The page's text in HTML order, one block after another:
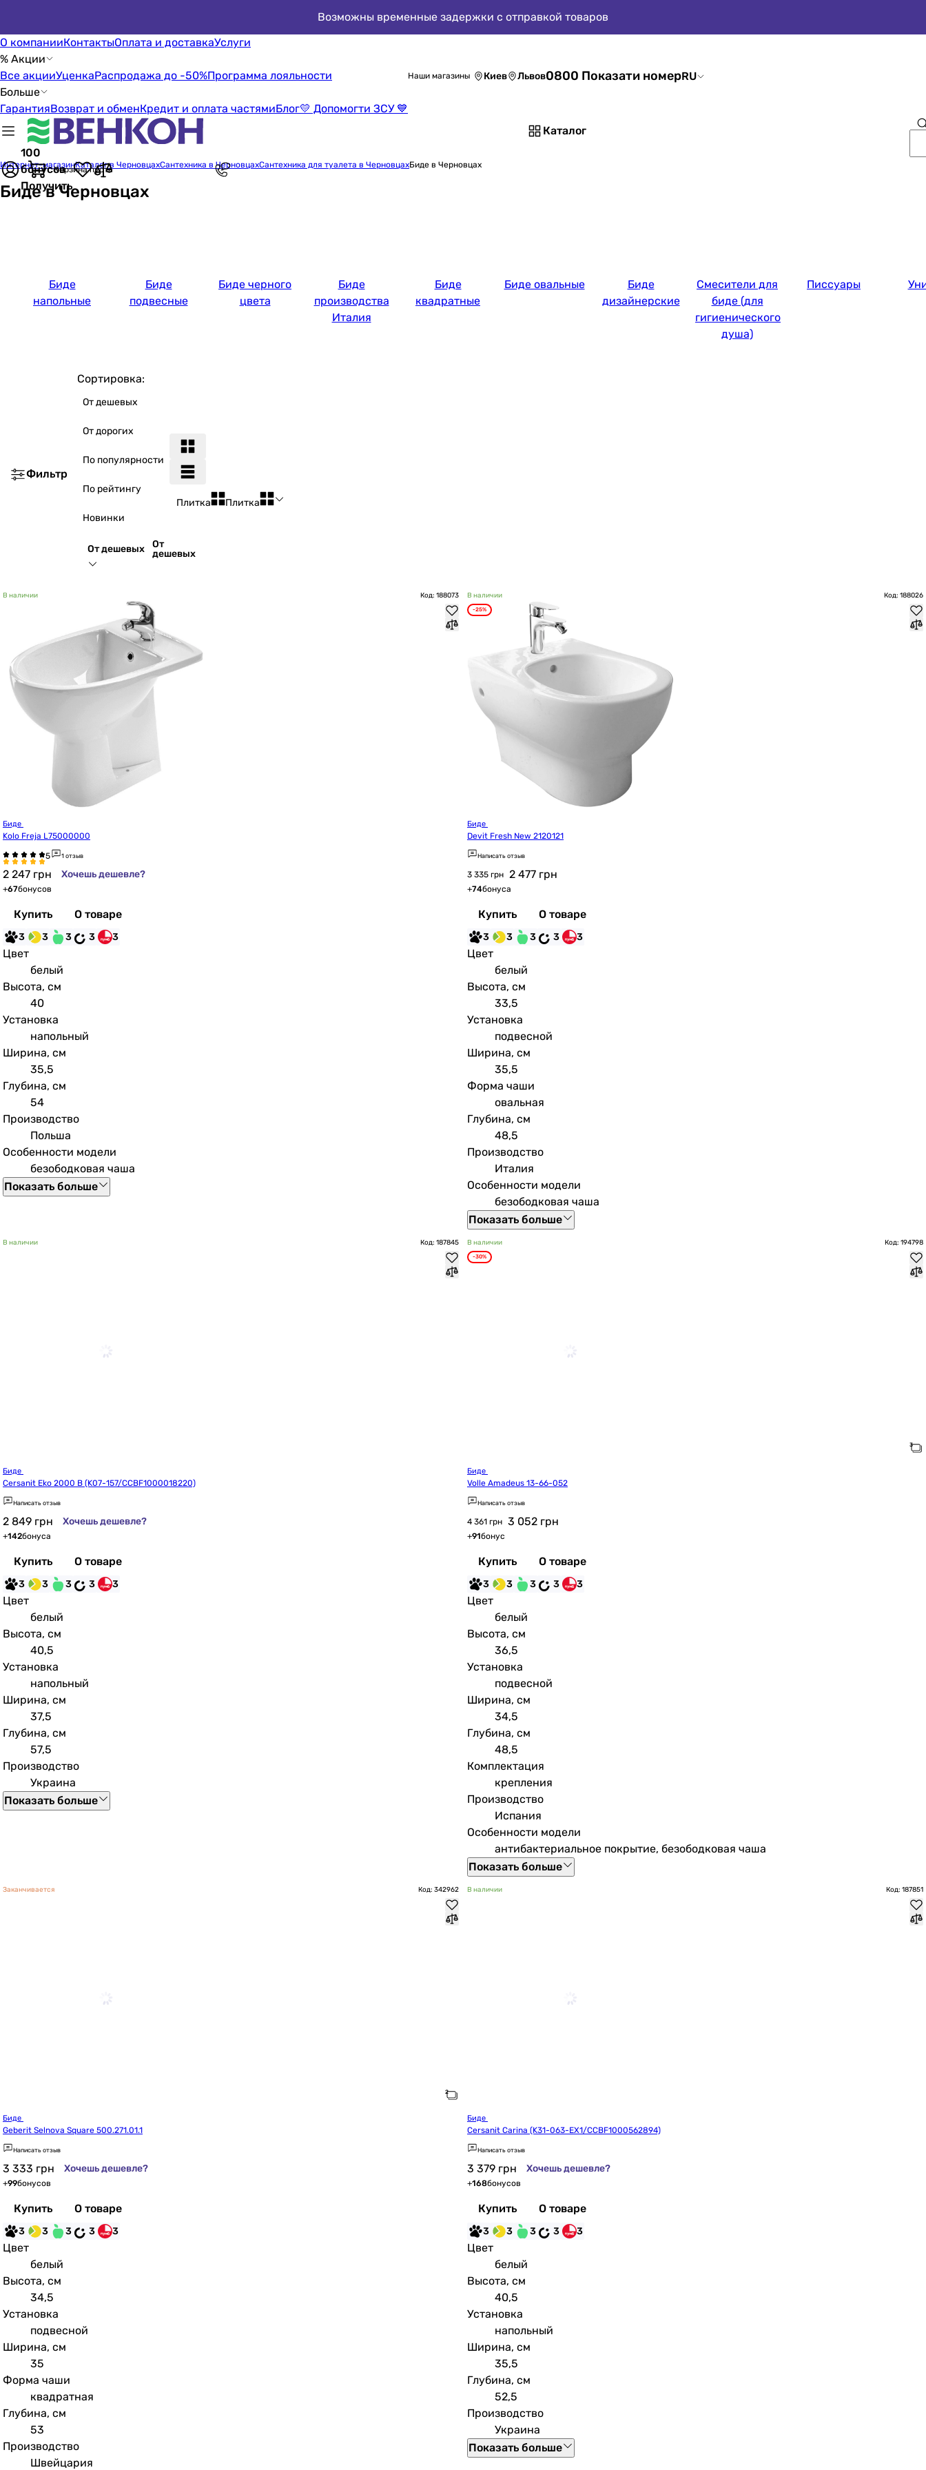
Возможны временные задержки с отправкой товаров
О компанииКонтактыОплата и доставкаУслуги
% Акции
Все акцииУценкаРаспродажа до -50%Программа лояльности
Больше
ГарантияВозврат и обменКредит и оплата частямиБлог💛 Допомогти ЗСУ 💙
Наши магазины Киев Львов0800 Показати номерRU
Каталог
100
бонусов
Получить
Корзина пуста
Интернет-магазинКаталог в ЧерновцахСантехника в ЧерновцахСантехника для туалета в ЧерновцахБиде в Черновцах
Биде в Черновцах
Биде
напольные
Биде
подвесные
Биде черного
цвета
Биде
производства
Италия
Биде
квадратные
Биде овальные
Биде
дизайнерские
Смесители для
биде (для
гигиенического
душа)
Писсуары
Фильтр
Сортировка:
От дешевых
От дорогих
По популярности
По рейтингу
Новинки
От дешевых
От
дешевых
Плитка Плитка
В наличии Код: 188073
Kolo Freja L75000000
1 отзыв
2 247 грн Хочешь дешевле?
+67бонусов
Купить О товаре
3 3 3 3 3
Цвет
белый
Высота, см
40
Установка
напольный
Ширина, см
35,5
Глубина, см
54
Производство
Польша
Особенности модели
безободковая чаша
Показать больше
В наличии Код: 188026
-25%
Devit Fresh New 2120121
Написать отзыв
3 335 грн 2 477 грн
+74бонуса
Купить О товаре
3 3 3 3 3
Цвет
белый
Высота, см
33,5
Установка
подвесной
Ширина, см
35,5
Форма чаши
овальная
Глубина, см
48,5
Производство
Италия
Особенности модели
безободковая чаша
Показать больше
В наличии Код: 187845
Cersanit Eko 2000 B (K07-157/CCBF1000018220)
Написать отзыв
2 849 грн Хочешь дешевле?
+142бонуса
Купить О товаре
3 3 3 3 3
Цвет
белый
Высота, см
40,5
Установка
напольный
Ширина, см
37,5
Глубина, см
57,5
Производство
Украина
Показать больше
В наличии Код: 194798
-30%
Volle Amadeus 13-66-052
Написать отзыв
4 361 грн 3 052 грн
+91бонус
Купить О товаре
3 3 3 3 3
Цвет
белый
Высота, см
36,5
Установка
подвесной
Ширина, см
34,5
Глубина, см
48,5
Комплектация
крепления
Производство
Испания
Особенности модели
антибактериальное покрытие, безободковая чаша
Показать больше
Заканчивается Код: 342962
Geberit Selnova Square 500.271.01.1
Написать отзыв
3 333 грн Хочешь дешевле?
+99бонусов
Купить О товаре
3 3 3 3 3
Цвет
белый
Высота, см
34,5
Установка
подвесной
Ширина, см
35
Форма чаши
квадратная
Глубина, см
53
Производство
Швейцария
В наличии Код: 187851
Cersanit Carina (K31-063-EX1/CCBF1000562894)
Написать отзыв
3 379 грн Хочешь дешевле?
+168бонусов
Купить О товаре
3 3 3 3 3
Цвет
белый
Высота, см
40,5
Установка
напольный
Ширина, см
35,5
Глубина, см
52,5
Производство
Украина
Показать больше